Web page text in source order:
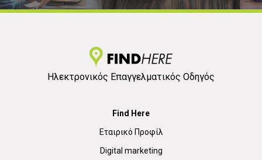
Ηλεκτρονικός Επαγγελματικός Οδηγός
Find Here
Εταιρικό Προφίλ
Digital marketing